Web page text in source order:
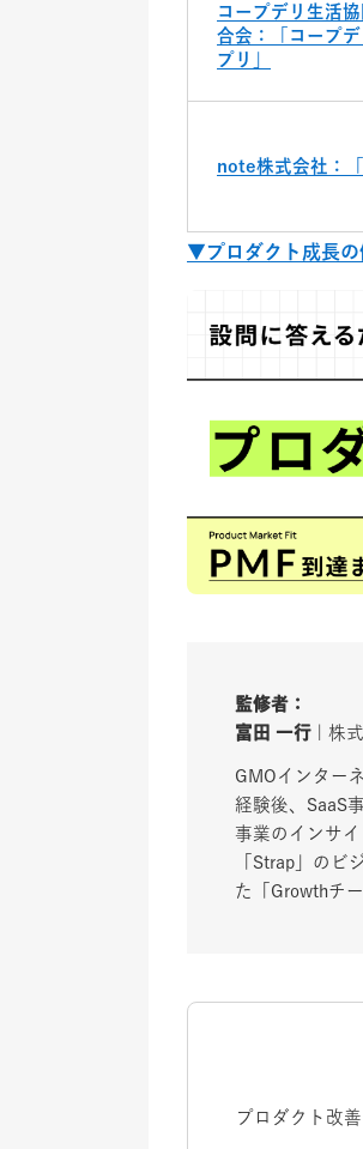
コープデリ生活
合会：「コープ
プリ」
note株式会社：
▼プロダクト成長の
監修者：
富田 一行 | 株
GMOインター
経験後、SaaS
事業のインサ
「Strap」のビ
た「Growthチ
プロダクト改